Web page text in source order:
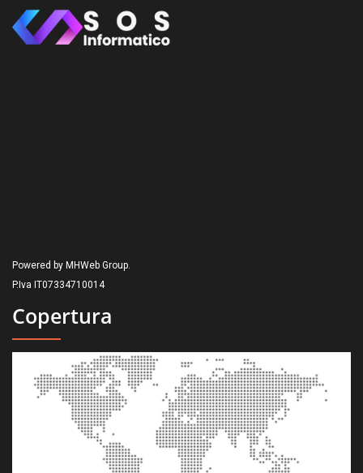
Powered by MHWeb Group.
P.Iva IT07334710014
Copertura